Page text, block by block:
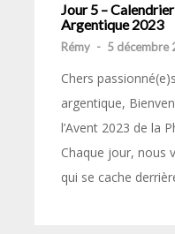
Jour 5 –
Argentique 2023
Rémy - 5 décembre
Chers
argentique,
l’Avent 2023 de la
Chaque jour, nous
qui se cache